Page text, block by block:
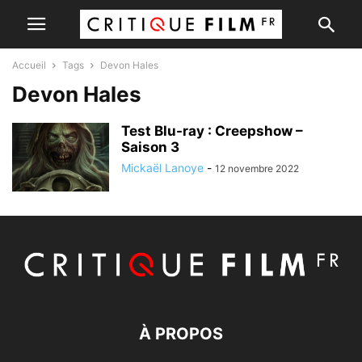
Accueil Tags Devon Hales
Devon Hales
Test Blu-ray : Creepshow –
Saison 3
Mickaël Lanoye - 12 novembre 2022
À PROPOS